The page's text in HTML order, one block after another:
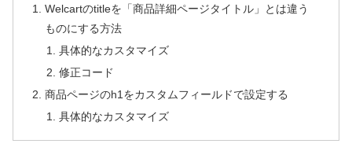
Welcartのtitleを「商品詳細ページタイトル」とは違う
ものにする方法
具体的なカスタマイズ
修正コード
商品ページのh1をカスタムフィールドで設定する
具体的なカスタマイズ